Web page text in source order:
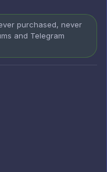
purchased, never
and Telegram